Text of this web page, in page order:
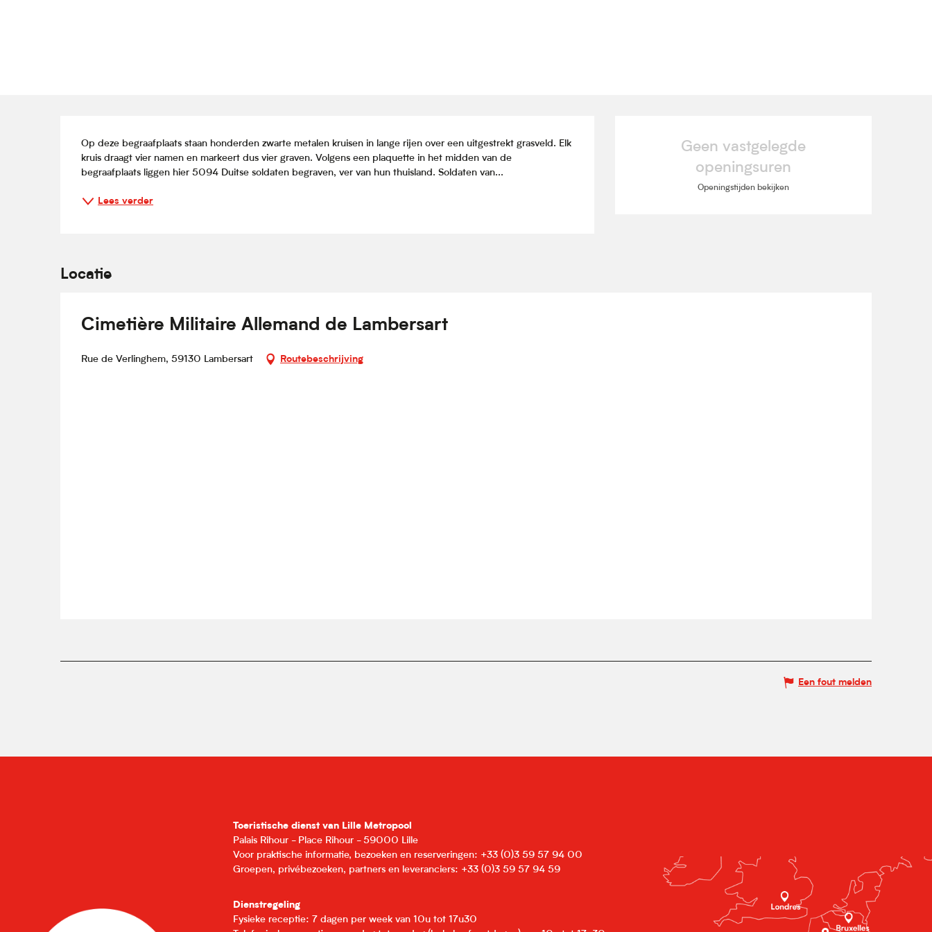
Openingstijden en
Geen vastgelegde
openingsuren
Openingstijden bekijken
Beschrijving
Op deze begraafplaats staan honderden zwarte metalen kruisen in lange rijen over een uitgestrekt grasveld. Elk
kruis draagt vier namen en markeert dus vier graven. Volgens een plaquette in het midden van de
begraafplaats liggen hier 5094 Duitse soldaten begraven, ver van hun thuisland. Soldaten van...
Lees verder
Locatie
Cimetière Militaire Allemand de Lambersart
Rue de Verlinghem, 59130 Lambersart Routebeschrijving
Een fout melden
Toeristische dienst van Lille Metropool
Palais Rihour - Place Rihour - 59000 Lille
Voor praktische informatie, bezoeken en reserveringen: +33 (0)3 59 57 94 00
Groepen, privébezoeken, partners en leveranciers: +33 (0)3 59 57 94 59
Dienstregeling
Fysieke receptie: 7 dagen per week van 10u tot 17u30